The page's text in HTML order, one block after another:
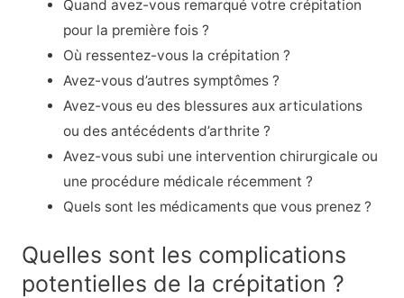
Quand avez-vous remarqué votre crépitation
pour la première fois ?
Où ressentez-vous la crépitation ?
Avez-vous d’autres symptômes ?
Avez-vous eu des blessures aux articulations
ou des antécédents d’arthrite ?
Avez-vous subi une intervention chirurgicale ou
une procédure médicale récemment ?
Quels sont les médicaments que vous prenez ?
Quelles sont les complications
potentielles de la crépitation ?